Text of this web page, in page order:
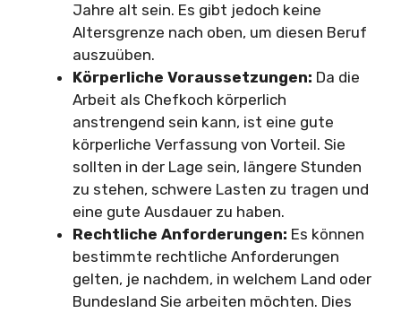
Jahre alt sein. Es gibt jedoch keine
Altersgrenze nach oben, um diesen Beruf
auszuüben.
Körperliche Voraussetzungen: Da die
Arbeit als Chefkoch körperlich
anstrengend sein kann, ist eine gute
körperliche Verfassung von Vorteil. Sie
sollten in der Lage sein, längere Stunden
zu stehen, schwere Lasten zu tragen und
eine gute Ausdauer zu haben.
Rechtliche Anforderungen: Es können
bestimmte rechtliche Anforderungen
gelten, je nachdem, in welchem Land oder
Bundesland Sie arbeiten möchten. Dies